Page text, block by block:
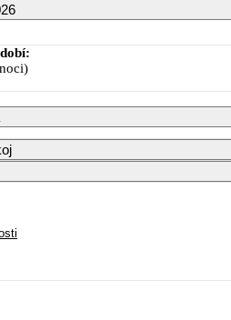
PO ÚT
1
7 8
21 22